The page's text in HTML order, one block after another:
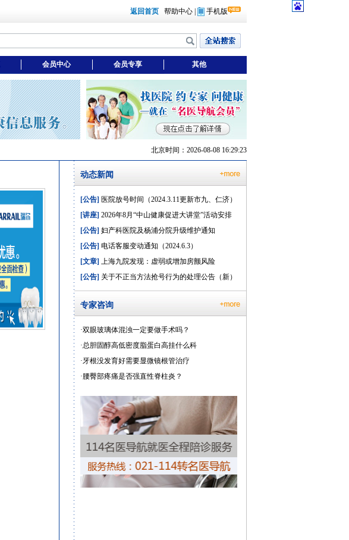
返回首页 帮助中心 手机版
会员中心 会员专享 其他
北京时间：2026-08-08 16:29:24
动态新闻
[公告] 医院放号时间（2024.3.11更新市九、仁济）
[讲座] 2026年8月“中山健康促进大讲堂”活动安排
[公告] 妇产科医院及杨浦分院升级维护通知
[公告] 电话客服变动通知（2024.6.3）
[文章] 上海九院发现：虚弱或增加房颤风险
[公告] 关于不正当方法抢号行为的处理公告（新）
专家咨询
·双眼玻璃体混浊一定要做手术吗？
·总胆固醇高低密度脂蛋白高挂什么科
·牙根没发育好需要显微镜根管治疗
· 腰臀部疼痛是否强直性脊柱炎？